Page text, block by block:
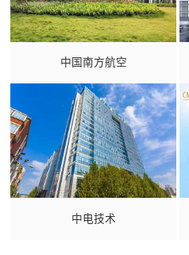
中国南方航空
中电技术